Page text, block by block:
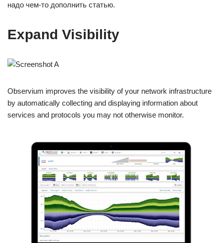
надо чем-то дополнить статью.
Expand Visibility
Observium improves the visibility of your network infrastructure
by automatically collecting and displaying information about
services and protocols you may not otherwise monitor.